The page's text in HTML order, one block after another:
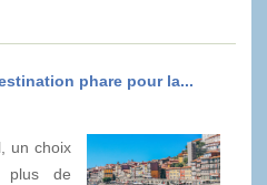
phare pour la...
un choix
de